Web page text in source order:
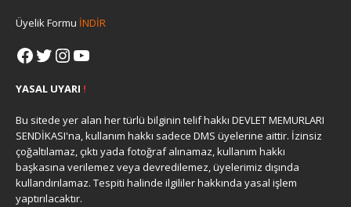
Üyelik Formu İNDİR
YASAL UYARI !
Bu sitede yer alan her türlü bilginin telif hakkı DEVLET MEMURLARI
SENDİKASI'na, kullanım hakkı sadece DMS üyelerine aittir. İzinsiz
çoğaltılamaz, çıktı yada fotoğraf alınamaz, kullanım hakkı
başkasına verilemez veya devredilemez, üyelerimiz dışında
kullandırılamaz. Tespiti halinde ilgililer hakkında yasal işlem
yaptırılacaktır.